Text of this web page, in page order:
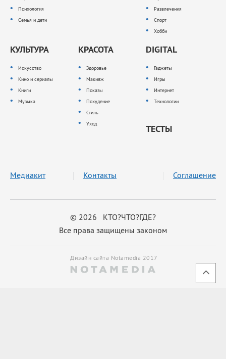
Психология
Семья и дети
Развлечения
Спорт
Хобби
КУЛЬТУРА
Искусство
Кино и сериалы
Книги
Музыка
КРАСОТА
Здоровье
Макияж
Показы
Похудение
Стиль
Уход
DIGITAL
Гаджеты
Игры
Интернет
Технологии
ТЕСТЫ
© 2026 КТО?ЧТО?ГДЕ?
Все права защищены законом
Медиакит Контакты Соглашение
Дизайн сайта Notamedia 2017